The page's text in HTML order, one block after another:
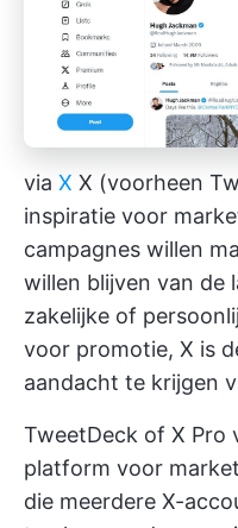
via X X (voorheen
inspiratie voor
campagnes willen
willen blijven van de
zakelijke of
voor promotie, X is
aandacht te krijgen
TweetDeck of X Pro
platform voor
die meerdere X-